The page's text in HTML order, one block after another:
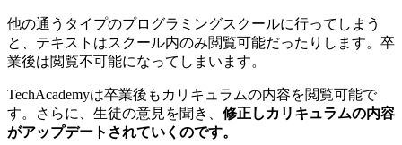
他の通うタイプのプログラミングスクールに行ってしまう
と、テキストはスクール内のみ閲覧可能だったりします。卒
業後は閲覧不可能になってしまいます。
TechAcademyは卒業後もカリキュラムの内容を閲覧可能で
す。さらに、生徒の意見を聞き、 修正しカリキュラムの内容
がアップデートされていくのです。